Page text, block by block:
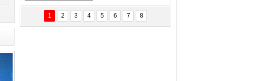
Abbas Levent Ertekin
Sanal Medyanın Dijital Savaş Alanı
Pendik Tanıtım
Filmi
1 2 3 4 5 6 7 8